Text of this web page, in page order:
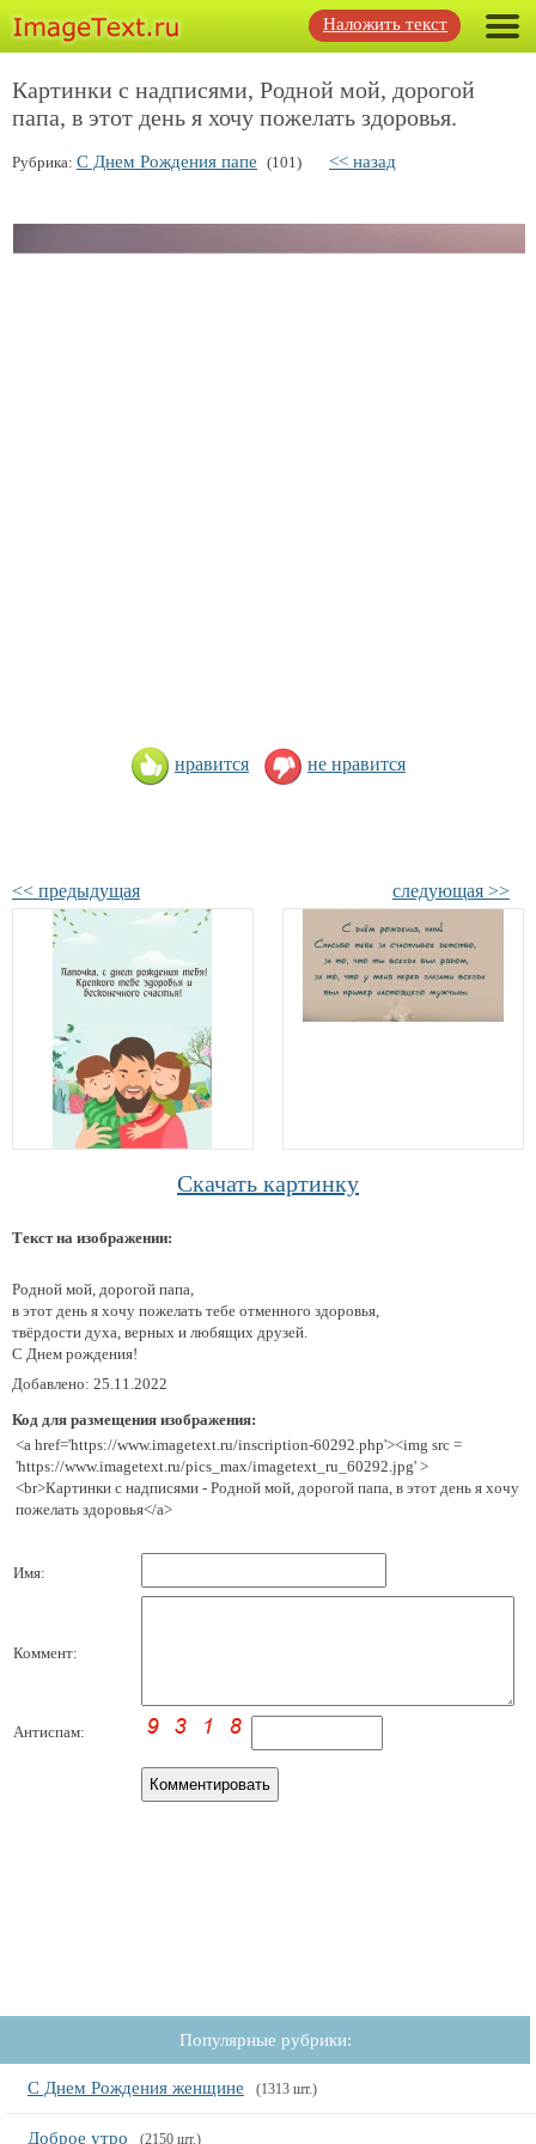
Наложить текст
Картинки с надписями, Родной мой, дорогой
папа, в этот день я хочу пожелать здоровья.
Рубрика: С Днем Рождения папе (101) << назад
нравится не нравится
<< предыдущая следующая >>
Скачать картинку
Текст на изображении:
Родной мой, дорогой папа,
в этот день я хочу пожелать тебе отменного здоровья,
твёрдости духа, верных и любящих друзей.
С Днем рождения!
Добавлено: 25.11.2022
Код для размещения изображения:
<a href='https://www.imagetext.ru/inscription-60292.php'><img src =
'https://www.imagetext.ru/pics_max/imagetext_ru_60292.jpg' >
<br>Картинки с надписями - Родной мой, дорогой папа, в этот день я хочу
пожелать здоровья</a>
Имя:
Коммент:
Антиспам:
Популярные рубрики:
С Днем Рождения женщине (1313 шт.)
Доброе утро (2150 шт.)